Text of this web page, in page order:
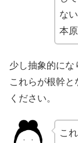
な
本
少し抽象的にな
これらが根幹
ください。
こ